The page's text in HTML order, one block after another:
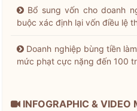
Bổ sung vốn cho doanh
buộc xác định lại vốn điều lệ
Doanh nghiệp bùng tiền
mức phạt cực nặng đến 100
INFOGRAPHIC & VIDEO